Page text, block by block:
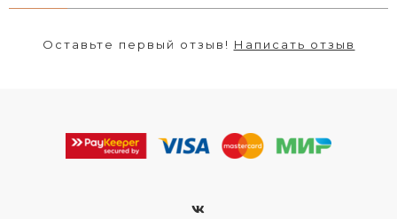
Оставьте первый отзыв! Написать отзыв